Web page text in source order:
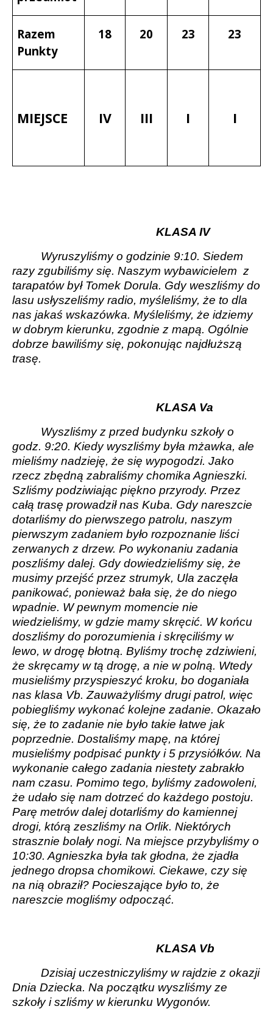
Razem
Punkty
18 20 23 23
MIEJSCE IV III I I
KLASA IV
Wyruszyliśmy o godzinie 9:10. Siedem
razy zgubiliśmy się. Naszym wybawicielem z
tarapatów był Tomek Dorula. Gdy weszliśmy do
lasu usłyszeliśmy radio, myśleliśmy, że to dla
nas jakaś wskazówka. Myśleliśmy, że idziemy
w dobrym kierunku, zgodnie z mapą. Ogólnie
dobrze bawiliśmy się, pokonując najdłuższą
trasę.
KLASA Va
Wyszliśmy z przed budynku szkoły o
godz. 9:20. Kiedy wyszliśmy była mżawka, ale
mieliśmy nadzieję, że się wypogodzi. Jako
rzecz zbędną zabraliśmy chomika Agnieszki.
Szliśmy podziwiając piękno przyrody. Przez
całą trasę prowadził nas Kuba. Gdy nareszcie
dotarliśmy do pierwszego patrolu, naszym
pierwszym zadaniem było rozpoznanie liści
zerwanych z drzew. Po wykonaniu zadania
poszliśmy dalej. Gdy dowiedzieliśmy się, że
musimy przejść przez strumyk, Ula zaczęła
panikować, ponieważ bała się, że do niego
wpadnie. W pewnym momencie nie
wiedzieliśmy, w gdzie mamy skręcić. W końcu
doszliśmy do porozumienia i skręciliśmy w
lewo, w drogę błotną. Byliśmy trochę zdziwieni,
że skręcamy w tą drogę, a nie w polną. Wtedy
musieliśmy przyspieszyć kroku, bo doganiała
nas klasa Vb. Zauważyliśmy drugi patrol, więc
pobiegliśmy wykonać kolejne zadanie. Okazało
się, że to zadanie nie było takie łatwe jak
poprzednie. Dostaliśmy mapę, na której
musieliśmy podpisać punkty i 5 przysiółków. Na
wykonanie całego zadania niestety zabrakło
nam czasu. Pomimo tego, byliśmy zadowoleni,
że udało się nam dotrzeć do każdego postoju.
Parę metrów dalej dotarliśmy do kamiennej
drogi, którą zeszliśmy na Orlik. Niektórych
strasznie bolały nogi. Na miejsce przybyliśmy o
10:30. Agnieszka była tak głodna, że zjadła
jednego dropsa chomikowi. Ciekawe, czy się
na nią obraził? Pocieszające było to, że
nareszcie mogliśmy odpocząć.
KLASA Vb
Dzisiaj uczestniczyliśmy w rajdzie z okazji
Dnia Dziecka. Na początku wyszliśmy ze
szkoły i szliśmy w kierunku Wygonów.